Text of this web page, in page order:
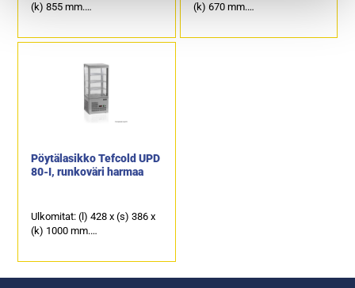
(k) 855 mm.
pohjataso.
(k) 670 mm.
pohjataso.
Pöytälasikko Tefcold UPD
80-I, runkoväri harmaa
Ulkomitat: (l) 428 x (s) 386 x
(k) 1000 mm.
pohjataso.